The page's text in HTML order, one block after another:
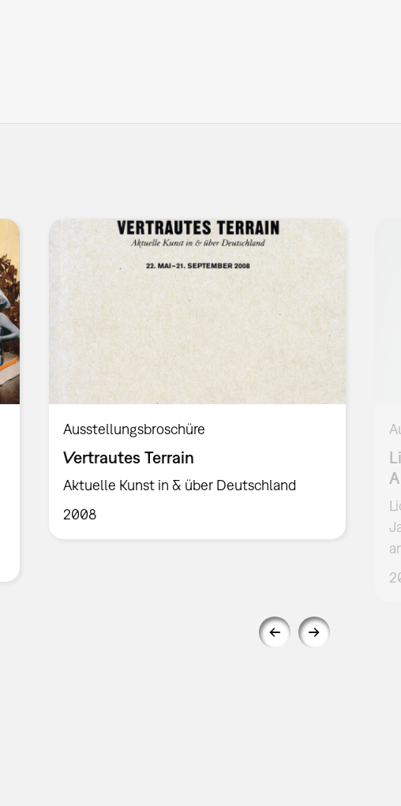
Ausstellungsbroschüre
Vertrautes Terrain
Aktuelle Kunst in & über Deutschland
2008